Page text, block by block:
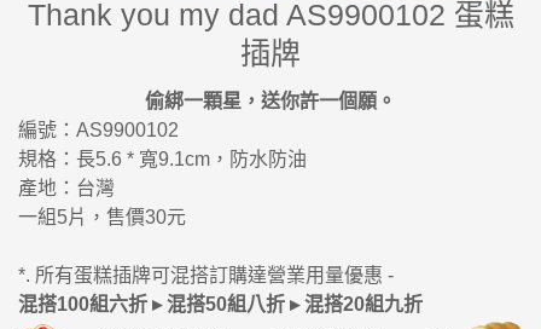
Thank you my dad AS9900102 蛋糕
插牌
偷綁一顆星，送你許一個願。
編號：AS9900102
規格：長5.6 * 寬9.1cm，防水防油
產地：台灣
一組5片，售價30元
*. 所有蛋糕插牌可混搭訂購達營業用量優惠 -
混搭100組六折 ▸ 混搭50組八折 ▸ 混搭20組九折